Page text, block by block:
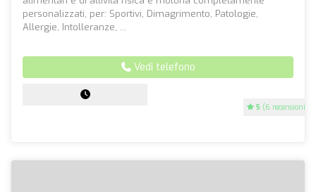
5 (6 recensioni)
personalizzati, per: Sportivi, Dimagrimento, Patologie,
Allergie, Intolleranze, ...
Vedi telefono